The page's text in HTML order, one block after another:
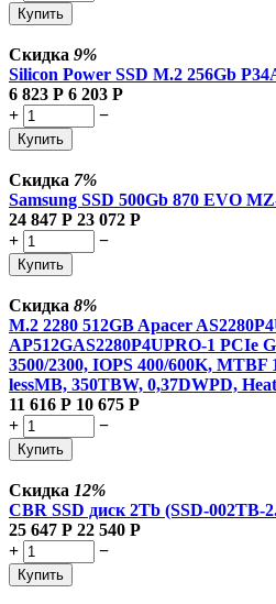
Купить
Скидка 9%
Silicon Power SSD M.2 256Gb
6 823 Р 6 203 Р
+
−
Купить
Скидка 7%
Samsung SSD 500Gb 870 EVO
24 847 Р 23 072 Р
+
−
Купить
Скидка 8%
M.2 2280 512GB Apacer
AP512GAS2280P4UPRO-1 PCIe
3500/2300, IOPS 400/600K,
lessMB, 350TBW, 0,37DWPD,
11 616 Р 10 675 Р
+
−
Купить
Скидка 12%
CBR SSD диск 2Tb (SSD-002TB-
25 647 Р 22 540 Р
+
−
Купить